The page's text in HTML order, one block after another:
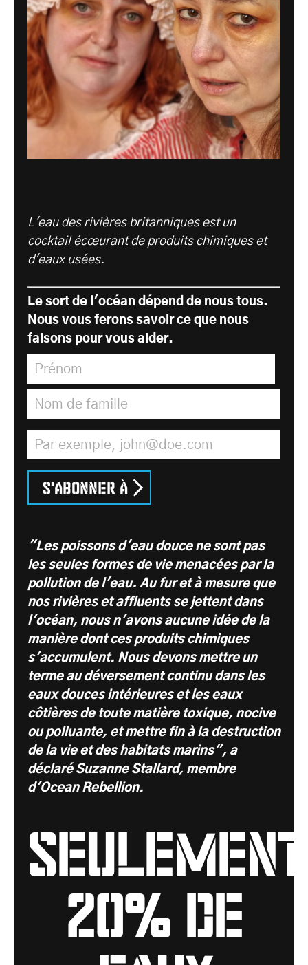
L'eau des rivières britanniques est un
cocktail écœurant de produits chimiques et
d'eaux usées.
Le sort de l'océan dépend de nous tous.
Nous vous ferons savoir ce que nous
faisons pour vous aider.
Prénom
Nom de famille
Adresse électronique *
S'abonner à
"Les poissons d'eau douce ne sont pas
les seules formes de vie menacées par la
pollution de l'eau. Au fur et à mesure que
nos rivières et affluents se jettent dans
l'océan, nous n'avons aucune idée de la
manière dont ces produits chimiques
s'accumulent. Nous devons mettre un
terme au déversement continu dans les
eaux douces intérieures et les eaux
côtières de toute matière toxique, nocive
ou polluante, et mettre fin à la destruction
de la vie et des habitats marins", a
déclaré Suzanne Stallard, membre
d'Ocean Rebellion.
seulement
20% de